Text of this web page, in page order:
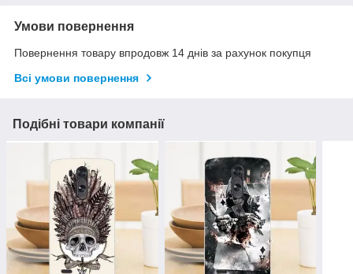
Умови повернення
Повернення товару впродовж 14 днів за рахунок покупця
Всі умови повернення
Подібні товари компанії